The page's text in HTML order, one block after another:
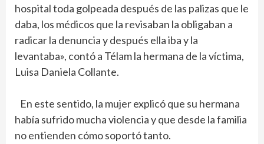
hospital toda golpeada después de las palizas que le
daba, los médicos que la revisaban la obligaban a
radicar la denuncia y después ella iba y la
levantaba», contó a Télam la hermana de la víctima,
Luisa Daniela Collante.
En este sentido, la mujer explicó que su hermana
había sufrido mucha violencia y que desde la familia
no entienden cómo soportó tanto.